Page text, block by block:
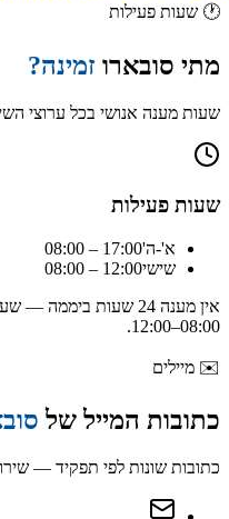
🕐 שעות פעילות
מתי סובארו זמינה?
שעות מענה אנושי בכל ערוצי
שעות פעילות
א'-ה'08:00 – 17:00
שישי08:00 – 12:00
אין מענה 24 שעות ביממה — שעות המענה:
08:00–12:00
.
✉️ מיילים
כתובות המייל של
כתובות שונות לפי תפקיד —